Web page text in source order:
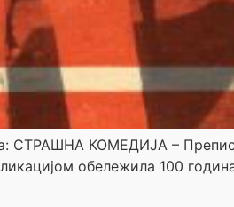
СТРАШНА КОМЕДИЈА –
обележила 100